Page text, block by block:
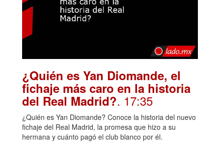
¿Quién es Yan Diomande, el
fichaje más caro en la historia
del Real Madrid?. 17:35
¿Quién es Yan Diomande? Conoce la historia del nuevo
fichaje del Real Madrid, la promesa que hizo a su
hermana y cuánto pagó el club blanco por él.